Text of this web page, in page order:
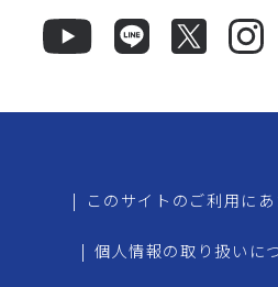
| このサイトのご利用にあ
| 個人情報の取り扱いに